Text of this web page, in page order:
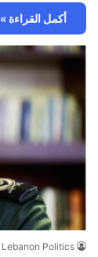
أكمل القراءة »
Lebanon Politics